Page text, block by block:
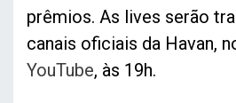
prêmios. As lives serão
canais oficiais da Havan,
YouTube, às 19h.